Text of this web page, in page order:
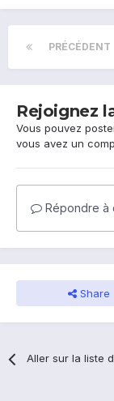
PRÉCÉDENT
Rejoignez
Vous pouvez
vous avez un
Répondre à
Share
Aller sur la liste